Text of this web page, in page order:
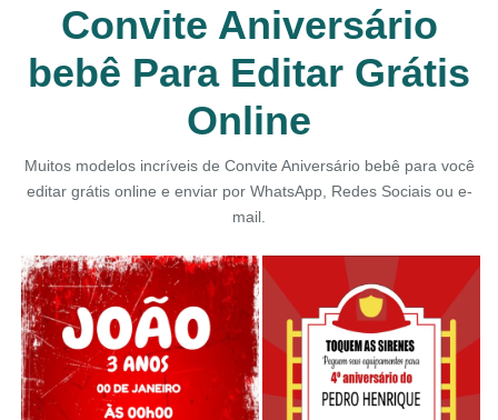
Convite Aniversário
bebê Para Editar Grátis
Online
Muitos modelos incríveis de Convite Aniversário bebê para você
editar grátis online e enviar por WhatsApp, Redes Sociais ou e-
mail.